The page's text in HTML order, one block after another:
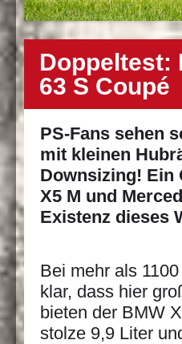
Doppeltest:
63 S Coupé
PS-Fans sehen
mit kleinen
Downsizing! Ein
X5 M und
Existenz dieses
Bei mehr als
klar, dass hier
bieten der BMW
stolze 9,9 Liter